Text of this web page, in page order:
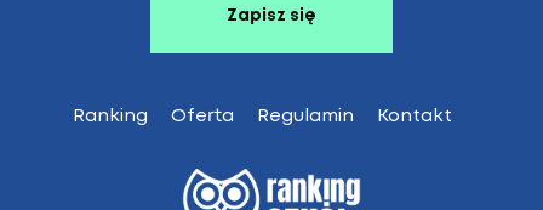
Ranking Oferta Regulamin Kontakt